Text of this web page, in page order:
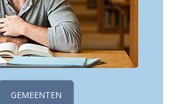
GEMEENTEN